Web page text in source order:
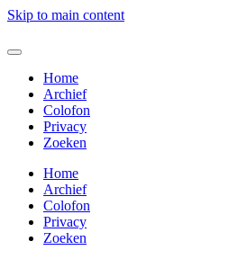
Skip to main content
Home
Archief
Colofon
Privacy
Zoeken
Home
Archief
Colofon
Privacy
Zoeken